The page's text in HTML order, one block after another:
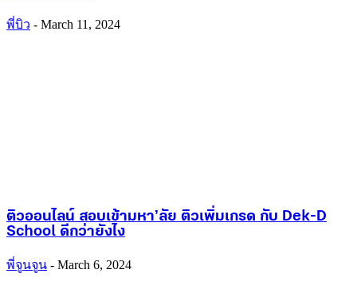
พี่บิว - March 11, 2024
ติวออนไลน์ สอบเข้ามหา’ลัย ติวเพิ่มเกรด กับ Dek-D
School ดีกว่ายังไง
พี่จูนจูน - March 6, 2024